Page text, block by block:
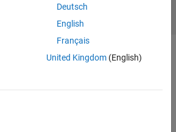
Deutsch
English
Français
United Kingdom(English)